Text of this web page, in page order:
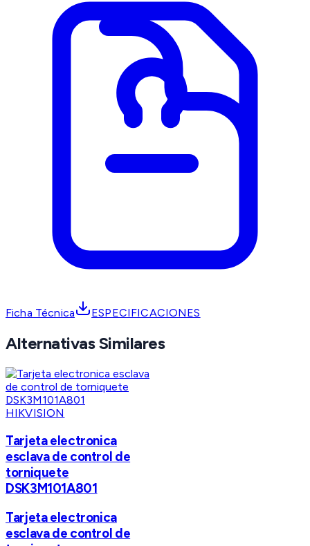
Ficha Técnica ESPECIFICACIONES
Alternativas Similares
HIKVISION
Tarjeta electronica
esclava de control de
torniquete
DSK3M101A801
Tarjeta electronica
esclava de control de